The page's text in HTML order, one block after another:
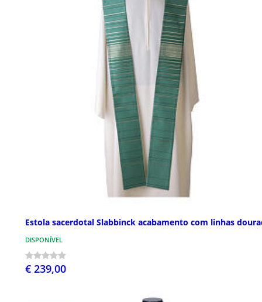
Estola sacerdotal Slabbinck acabamento com linhas
DISPONÍVEL
€ 239,00